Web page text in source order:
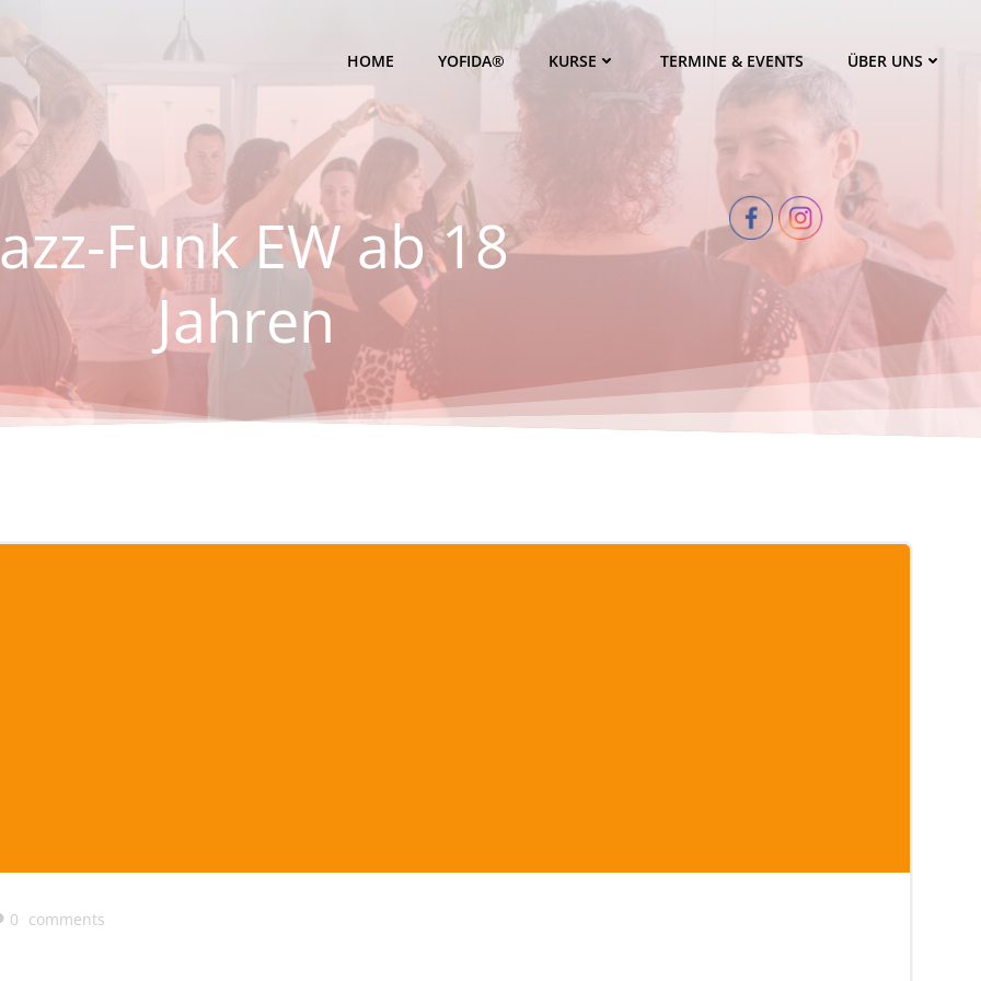
HOME YOFIDA® KURSE TERMINE & EVENTS ÜBER UNS
Funk EW ab 18
Jahren
0 comments